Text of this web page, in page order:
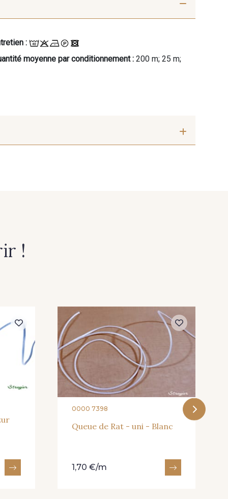
:
moyenne par conditionnement : 200 m; 25 m;
318 - Turquoise
275 - Rose Peche
!
0000 7398
Queue de Rat - uni - Blanc
1,70 €/m